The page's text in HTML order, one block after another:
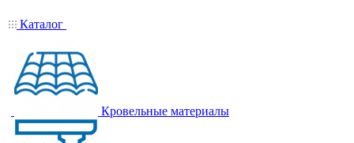
Каталог
Кровельные материалы